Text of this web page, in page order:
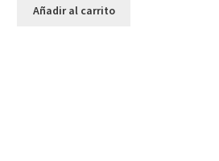
Añadir al carrito